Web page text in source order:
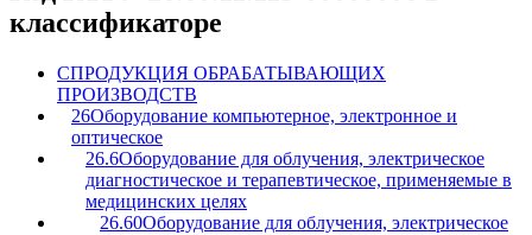
классификаторе
CПРОДУКЦИЯ ОБРАБАТЫВАЮЩИХ
ПРОИЗВОДСТВ
26Оборудование компьютерное, электронное и
оптическое
26.6Оборудование для облучения, электрическое
диагностическое и терапевтическое, применяемые в
медицинских целях
26.60Оборудование для облучения, электрическое